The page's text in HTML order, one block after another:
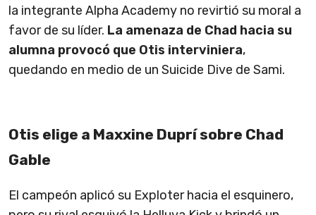
la integrante Alpha Academy no revirtió su moral a
favor de su líder. La amenaza de Chad hacia su
alumna provocó que Otis interviniera,
quedando en medio de un Suicide Dive de Sami.
Otis elige a Maxxine Duprí sobre Chad
Gable
El campeón aplicó su Exploter hacia el esquinero,